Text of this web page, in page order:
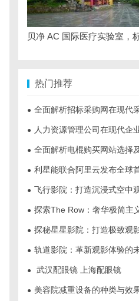
热门推荐
● 全面解析招标采购网在现代采购管理
● 人力资源管理公司在现代企业发展中的关
● 全面解析电棍购买网站选择及使用指
● 利星能联合阿里云发布全球首个分布
● 飞行影院：打造沉浸式空中观
● 探索The Row：奢华极简主义时尚品牌
● 探秘星星影院：打造极致观
● 轨道影院：革新观影体验的
● 武汉配眼镜 上海配眼镜
● 美容院减重设备的种类与效